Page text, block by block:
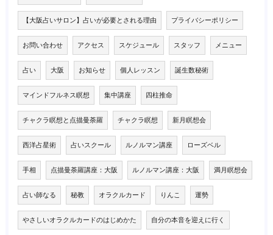
【大阪占いサロン】占いが必要とされる理由 プライバシーポリシー
お問い合わせ アクセス スケジュール スタッフ メニュー
占い 大阪 お知らせ 個人レッスン 誕生数秘術
マインドフルネス瞑想 集中講座 四柱推命
チャクラ瞑想と点描曼荼羅 チャクラ瞑想 新月瞑想会
西洋占星術 占いスクール ルノルマン講座 ローズベル
手相 点描曼荼羅講座：大阪 ルノルマン講座：大阪 満月瞑想会
占い師なる 秘教 オラクルカード りんこ 運勢
やさしいオラクルカードのはじめかた 自分の本音を迎えに行く